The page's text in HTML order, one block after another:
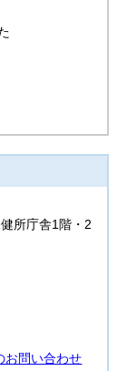
所庁舎1階・2
問い合わせ